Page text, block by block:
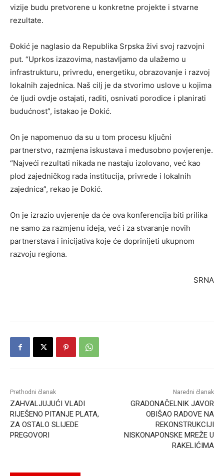
vizije budu pretvorene u konkretne projekte i stvarne
rezultate.
Đokić je naglasio da Republika Srpska živi svoj razvojni
put. “Uprkos izazovima, nastavljamo da ulažemo u
infrastrukturu, privredu, energetiku, obrazovanje i razvoj
lokalnih zajednica. Naš cilj je da stvorimo uslove u kojima
će ljudi ovdje ostajati, raditi, osnivati porodice i planirati
budućnost”, istakao je Đokić.
On je napomenuo da su u tom procesu ključni
partnerstvo, razmjena iskustava i međusobno povjerenje.
“Najveći rezultati nikada ne nastaju izolovano, već kao
plod zajedničkog rada institucija, privrede i lokalnih
zajednica”, rekao je Đokić.
On je izrazio uvjerenje da će ova konferencija biti prilika
ne samo za razmjenu ideja, već i za stvaranje novih
partnerstava i inicijativa koje će doprinijeti ukupnom
razvoju regiona.
SRNA
Prethodni članak
ZAHVALJUJUĆI VLADI
RIJEŠENO PITANJE PLATA,
ZA OSTALO SLIJEDE
PREGOVORI
Naredni članak
GRADONAČELNIK JAVOR
OBIŠAO RADOVE NA
REKONSTRUKCIJI
NISKONAPONSKE MREŽE U
RAKELIĆIMA